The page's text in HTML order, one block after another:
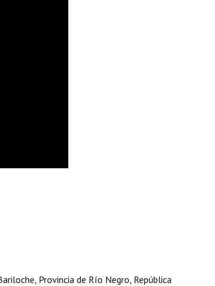
Provincia de Río Negro, República